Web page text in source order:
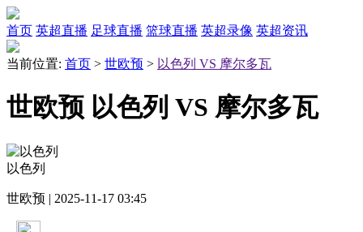
首页 英超直播 足球直播 篮球直播 英超录像 英超资讯
当前位置: 首页 > 世欧预 > 以色列 VS 摩尔多瓦
世欧预 以色列 VS 摩尔多瓦
以色列
世欧预 | 2025-11-17 03:45